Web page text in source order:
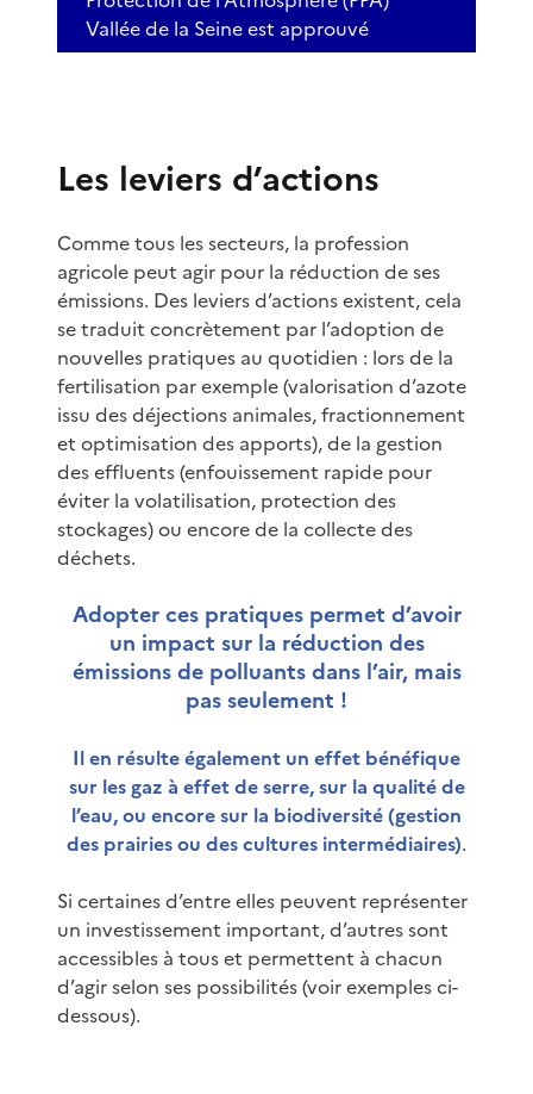
Vallée de la Seine est approuvé
Les leviers d’actions
Comme tous les secteurs, la profession
agricole peut agir pour la réduction de ses
émissions. Des leviers d’actions existent, cela
se traduit concrètement par l’adoption de
nouvelles pratiques au quotidien : lors de la
fertilisation par exemple (valorisation d’azote
issu des déjections animales, fractionnement
et optimisation des apports), de la gestion
des effluents (enfouissement rapide pour
éviter la volatilisation, protection des
stockages) ou encore de la collecte des
déchets.
Adopter ces pratiques permet d’avoir
un impact sur la réduction des
émissions de polluants dans l’air, mais
pas seulement !
Il en résulte également un effet bénéfique
sur les gaz à effet de serre, sur la qualité de
l’eau, ou encore sur la biodiversité (gestion
des prairies ou des cultures intermédiaires).
Si certaines d’entre elles peuvent représenter
un investissement important, d’autres sont
accessibles à tous et permettent à chacun
d’agir selon ses possibilités (voir exemples ci-
dessous).